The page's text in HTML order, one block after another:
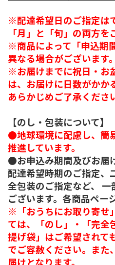
※配達希望日のご指定は
「月」と「旬」の両方を
※商品によって「申込期
異なる場合がございます。
※お届けまでに祝日・お
は、お届けに日数がかか
あらかじめご了承くだ
【のし・包装について】
●地球環境に配慮し、簡
推進しています。
●お申込み期間及びお届
配達希望時期のご指定、
全包装のご指定など、
ございます。各商品ペー
※「おうちにお取り寄せ
ては、「のし」・「完全
提げ袋」はご希望されて
でご容赦ください。また
届けとなります。